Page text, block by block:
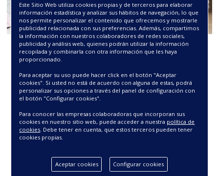
EDREDON EVA
70.98€
EDREDON ZEUS
70.98€
Este Sitio Web utiliza cookies propias y de terceros para elaborar
información estadística y analizar sus hábitos de navegación, lo que
nos permite personalizar el contenido que ofrecemos y mostrarle
publicidad relacionada con sus preferencias. Además, compartimos
la información con nuestros colaboradores de redes sociales,
publicidad y análisis web, quienes podrán utilizar la información
recopilada y combinarla con otra información que les haya
proporcionado.
Para aceptar su uso puede hacer click en el botón "Aceptar
cookies". Si usted no está de acuerdo con alguna de estas, podrá
personalizar sus opciones a través del panel de configuración con
el botón "Configurar cookies".
Para conocer las empresas colaboradoras que incorporan sus
cookies en nuestro sitio web, puede acceder a nuestra política de
cookies . Debe tener en cuenta, que estos terceros pueden tener
cookies propias.
Aceptar cookies Configurar cookies